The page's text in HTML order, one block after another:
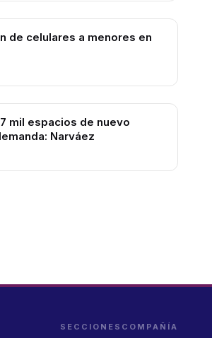
de celulares a menores en
mil espacios de nuevo
Narváez
SECCIONES COMPAÑÍA